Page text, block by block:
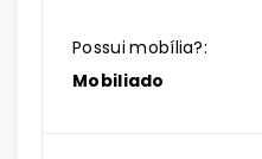
Possui mobília?:
Mobiliado